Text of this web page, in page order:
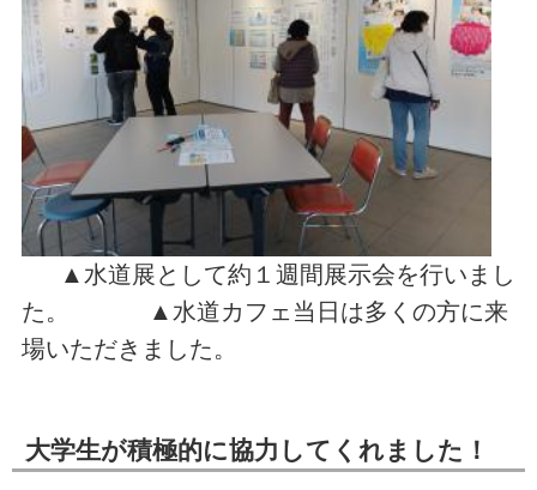
▲水道展として約１週間展示会を行いまし
た。 ▲水道カフェ当日は多くの方に来
場いただきました。
大学生が積極的に協力してくれました！